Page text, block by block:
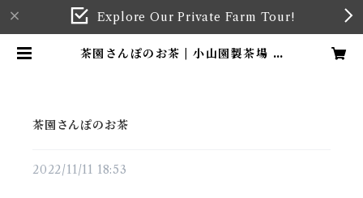
Explore Our Private Farm Tour!
茶園さんぽのお茶 | 小山園製茶場 K
茶園さんぽのお茶
2022/11/11 18:53